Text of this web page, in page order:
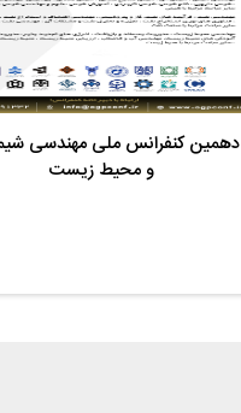
دهمین کنفرانس ملی مهندسی
و محیط زیست